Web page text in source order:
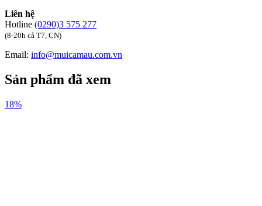
Liên hệ
Hotline (0290)3 575 277
(8-20h cả T7, CN)
Email: info@muicamau.com.vn
Sản phẩm đã xem
18%